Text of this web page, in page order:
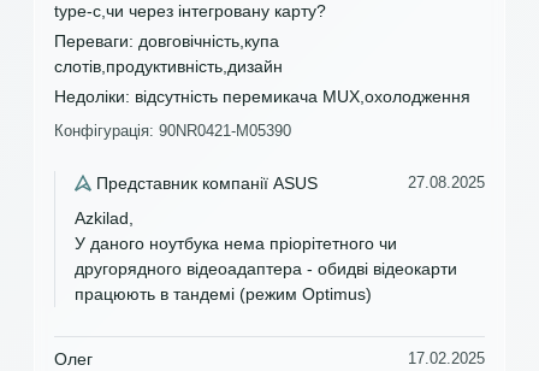
type-c,чи через інтегровану карту?
Переваги: довговічність,купа
слотів,продуктивність,дизайн
Недоліки: відсутність перемикача MUX,охолодження
Конфігурація: 90NR0421-M05390
Представник компанії ASUS 27.08.2025
Azkilad,
У даного ноутбука нема пріорітетного чи
другорядного відеоадаптера - обидві відеокарти
працюють в тандемі (режим Optimus)
Олег 17.02.2025